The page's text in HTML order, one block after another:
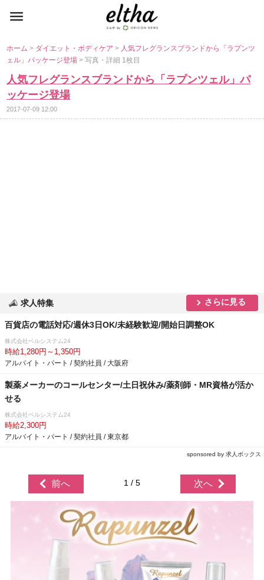
ホーム> ダイエット・ボディケア> 人気フレグランスブランドから「ラプンツ
ェル」パッケージ登場> 写真・詳細 1枚目
人気フレグランスブランドから「ラプンツェル」パ
ッケージ登場
2017-07-09 12:00
求人特集 さらに見る
百貨店の電話対応/週休3日OK/未経験歓迎/開始日調整OK
株式会社ベルシステム24
時給1,280円～1,350円
アルバイト・パート / 契約社員 / 大阪府
製薬メーカーのコールセンター/土日祝休み/薬剤師・MR資格が活か
せる
株式会社ベルシステム24
時給2,300円
アルバイト・パート / 契約社員 / 東京都
sponsored by 求人ボックス
前へ 1 / 5 次へ